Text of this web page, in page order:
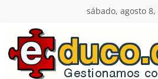
contenido
sábado, agosto 8,